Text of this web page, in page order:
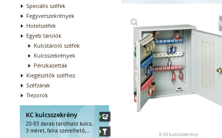
Speciális széfek
Fegyverszekrények
Hotelszéfek
Egyéb tárolók
Kulcstároló széfek
Kulcsszekrények
Pénzkazetták
Kiegészítők széfhez
Széfzárak
Trezorok
KC kulcsszekrény
20-93 darab tárolható kulcs,
3 méret, falra szerelhető,...
K 60 kulcsszekrény